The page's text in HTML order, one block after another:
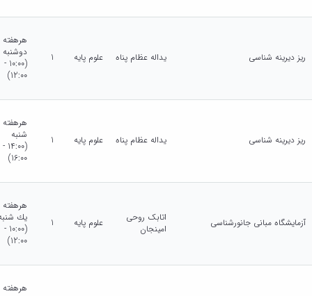
ریز دیرینه شناسی یداله عظام پناه علوم پایه 1
هرهفته
دوشنبه
(10:00 -
12:00)
ریز دیرینه شناسی یداله عظام پناه علوم پایه 1
هرهفته
شنبه
(14:00 -
16:00)
آزمایشگاه مبانی جانورشناسی
اتابک روحی
امینجان
علوم پایه 1
هرهفته
يك
(10:00 -
12:00)
هرهفته